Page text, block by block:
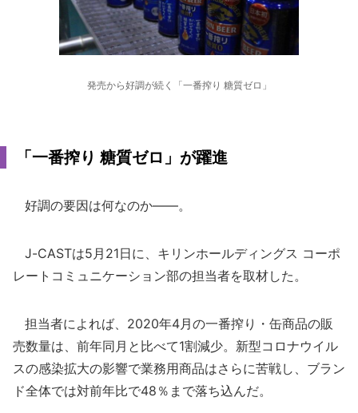
発売から好調が続く「一番搾り 糖質ゼロ」
「一番搾り 糖質ゼロ」が躍進
好調の要因は何なのか――。
J-CASTは5月21日に、キリンホールディングス コーポ
レートコミュニケーション部の担当者を取材した。
担当者によれば、2020年4月の一番搾り・缶商品の販
売数量は、前年同月と比べて1割減少。新型コロナウイル
スの感染拡大の影響で業務用商品はさらに苦戦し、ブラン
ド全体では対前年比で48％まで落ち込んだ。